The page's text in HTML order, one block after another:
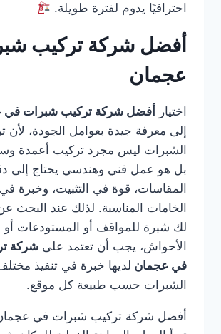
احترافيًا يدوم لفترة طويلة.
أفضل شركة تركيب
عجمان
اختيار أفضل شركة تركيب شبرات في
إلى معرفة جيدة بعوامل الجودة، لأن
الشبرات ليس مجرد تركيب أعمدة
بل هو عمل فني وهندسي يحتاج إلى
المقاسات، قوة في التثبيت، وخبرة في
الخامات المناسبة. لذلك عند البحث
لك شبرة للمواقف أو المستودعات أو
الأحواش، يجب أن تعتمد على شركة
في عجمان لديها خبرة في تنفيذ
الشبرات حسب طبيعة كل موقع.
أفضل شركة تركيب شبرات في